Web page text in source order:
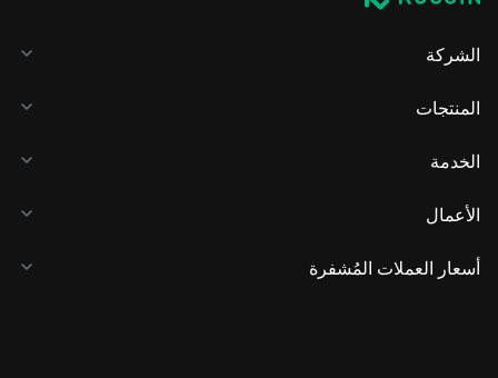
الشركة
المنتجات
الخدمة
الأعمال
أسعار العملات المُشفرة